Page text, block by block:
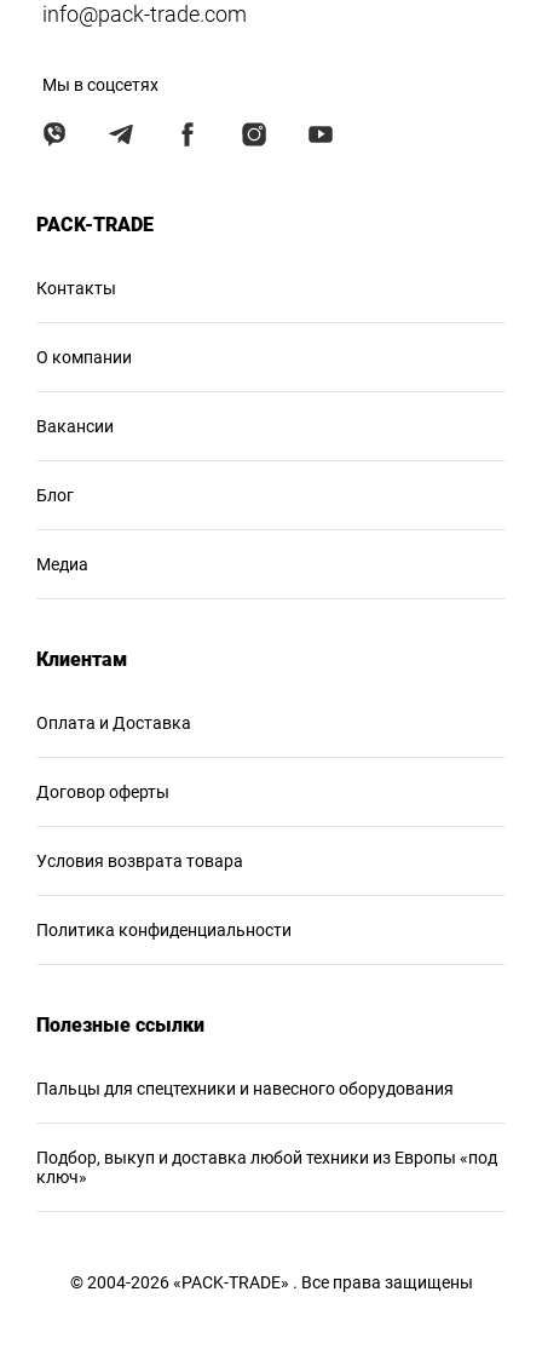
info@pack-trade.com
Мы в соцсетях
PACK-TRADE
Контакты
О компании
Вакансии
Блог
Медиа
Клиентам
Оплата и Доставка
Договор оферты
Условия возврата товара
Политика конфиденциальности
Полезные ссылки
Пальцы для спецтехники и навесного оборудования
Подбор, выкуп и доставка любой техники из Европы «под
ключ»
© 2004-2026 «PACK-TRADE» . Все права защищены